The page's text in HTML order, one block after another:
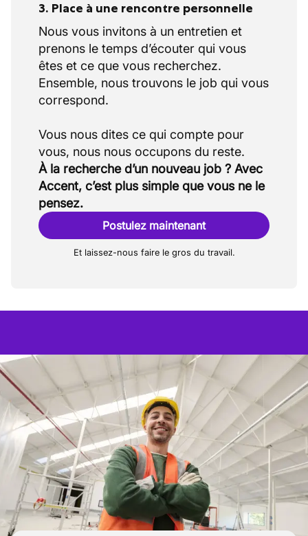
3. Place à une rencontre personnelle
Nous vous invitons à un entretien et
prenons le temps d’écouter qui vous
êtes et ce que vous recherchez.
Ensemble, nous trouvons le job qui vous
correspond.
Vous nous dites ce qui compte pour
À la recherche d’un nouveau job ? Avec
Accent, c’est plus simple que vous ne le
pensez.
Postulez maintenant
Et laissez-nous faire le gros du travail.